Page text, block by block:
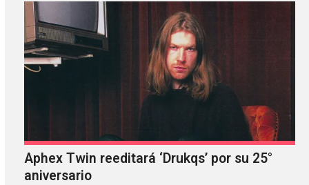
Aphex Twin reeditará ‘Drukqs’ por su 25°
aniversario